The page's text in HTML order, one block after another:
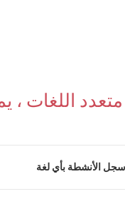
اللغات ،
سجل الأنشطة بأي لغة